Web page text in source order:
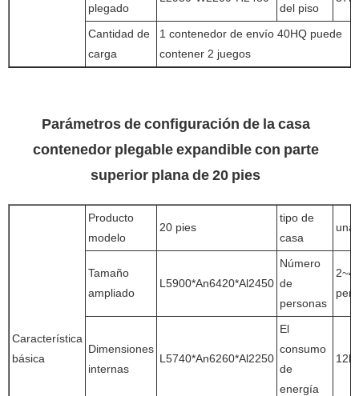
plegado
del piso
Cantidad de
carga
1 contenedor de envío 40HQ puede
contener 2 juegos
Parámetros de configuración de la casa
contenedor plegable expandible con parte
superior plana de 20 pies
Característica
básica
Producto
modelo
20 pies
tipo de
casa
una
Tamaño
ampliado
L5900*An6420*Al2450
Número
de
personas
2~4
Dimensiones
internas
L5740*An6260*Al2250
El
consumo
de
energía